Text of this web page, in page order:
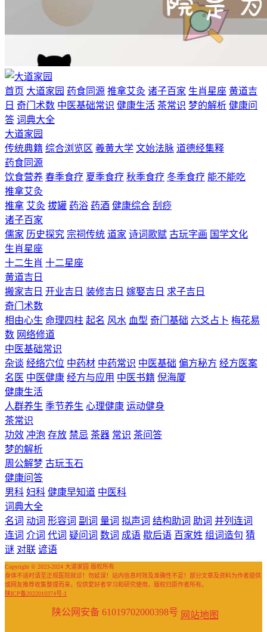
首页 大道家园 药食同源 推拿艾灸 诸子百家 生肖星座 黄道吉
日 奇门术数 中医基础常识 健康生活 茶常识 梦的解析 健康问
答 词典大全
大道家园
传统典籍 综合浏览区 羲黄大学 文始法脉 道德经集释
药食同源
饮食营养 春季食疗 夏季食疗 秋季食疗 冬季食疗 能不能吃
推拿艾灸
推拿 艾灸 拔罐 药浴 药酒 健康综合 刮痧
诸子百家
儒家 历史探究 宗祠传统 道家 诗词歌赋 古玩字画 国学文化
生肖星座
十二生肖 十二星座
黄道吉日
搬家吉日 开业吉日 装修吉日 嫁娶吉日 求子吉日
奇门术数
相由心生 命理四柱 起名 风水 血型 奇门基础 六爻占卜 梅花易
数 网络修道
中医基础常识
杂谈 经络穴位 中药材 中药常识 中医基础 偏方秘方 经方医案
名医 中医健康 经方与应用 中医书籍 倪海厦
健康生活
人群养生 季节养生 心理健康 运动健身
茶常识
功效 冲泡 存放 禁忌 茶器 常识 茶问答
梦的解析
周公解梦 古玩玉石
健康问答
男科 妇科 健康早知道 中医科
词典大全
名词 动词 形容词 副词 量词 拟声词 结构助词 助词 并列连词
连词 介词 代词 疑问词 数词 成语 歇后语 百家姓 组词造句 猜
谜 对联 谚语
Copyright © 2023-2024 大道家园 版权所有
身体不适时请至正规医院就诊！勿延误！站内信息时效及准确性不足！部分文章及资料为作者提供
或网友推荐收集整理而来，仅供爱好者学习和研究使用，版权归原作者所有。
陕ICP备2022010374号-1
陕公网安备 61019702000398号 网站地图